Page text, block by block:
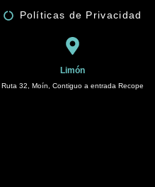
Políticas de Privacidad
Limón
Ruta 32, Moín, Contiguo a entrada Recope